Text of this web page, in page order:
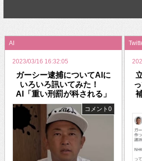
挫折率8割の壁をAIで突破。ジャストシ
2026年のバレンタインは「自分で作っ
AI
2023/03/16 16:32:05
ガーシー逮捕についてAIに
いろいろ訊いてみた！
AI「重い刑罰が科される」
コメント0